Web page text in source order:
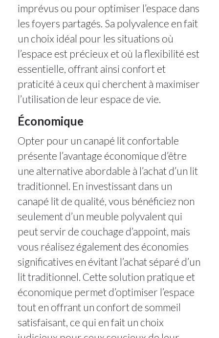
imprévus ou pour optimiser l’espace dans
les foyers partagés. Sa polyvalence en fait
un choix idéal pour les situations où
l’espace est précieux et où la flexibilité est
essentielle, offrant ainsi confort et
praticité à ceux qui cherchent à maximiser
l’utilisation de leur espace de vie.
Économique
Opter pour un canapé lit confortable
présente l’avantage économique d’être
une alternative abordable à l’achat d’un lit
traditionnel. En investissant dans un
canapé lit de qualité, vous bénéficiez non
seulement d’un meuble polyvalent qui
peut servir de couchage d’appoint, mais
vous réalisez également des économies
significatives en évitant l’achat séparé d’un
lit traditionnel. Cette solution pratique et
économique permet d’optimiser l’espace
tout en offrant un confort de sommeil
satisfaisant, ce qui en fait un choix